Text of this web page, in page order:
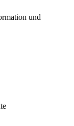
und